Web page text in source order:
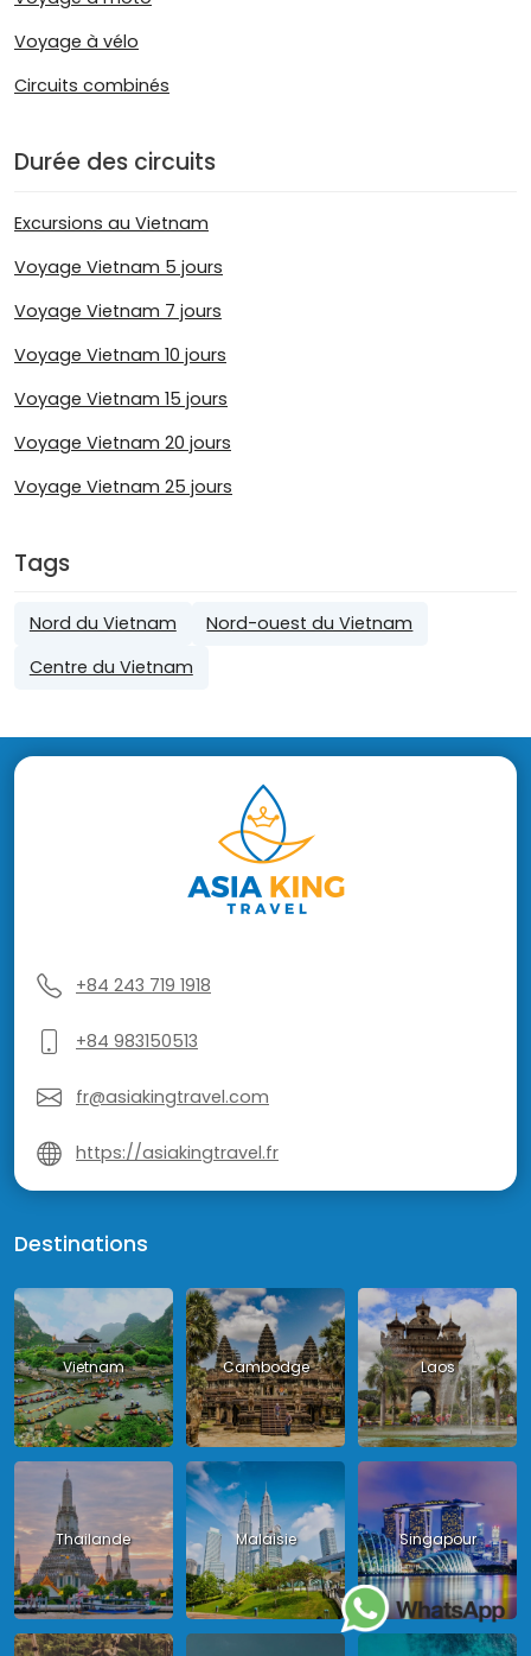
Voyage à vélo
Circuits combinés
Durée des circuits
Excursions au Vietnam
Voyage Vietnam 5 jours
Voyage Vietnam 7 jours
Voyage Vietnam 10 jours
Voyage Vietnam 15 jours
Voyage Vietnam 20 jours
Voyage Vietnam 25 jours
Tags
Nord du Vietnam
Nord-ouest du Vietnam
Centre du Vietnam
+84 243 719 1918
+84 983150513
fr@asiakingtravel.com
https://asiakingtravel.fr
Destinations
Vietnam Cambodge Laos
Thailande Malaisie Singapour